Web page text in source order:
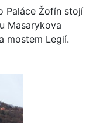
Paláce Žofín stojí
Masarykova
mostem Legií.